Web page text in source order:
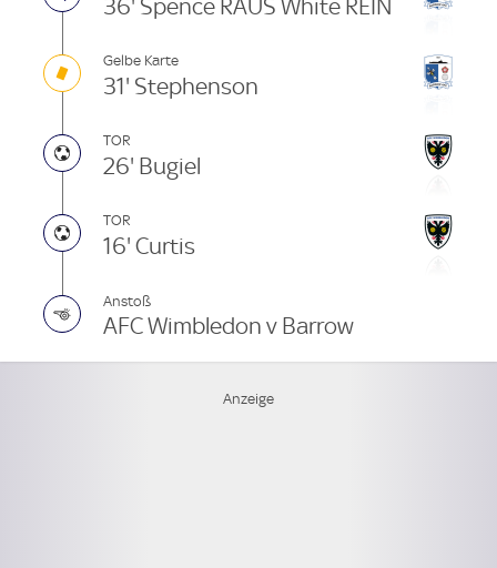
36' Spence RAUS White REIN
Gelbe Karte
31' Stephenson
TOR
26' Bugiel
TOR
16' Curtis
Anstoß
AFC Wimbledon v Barrow